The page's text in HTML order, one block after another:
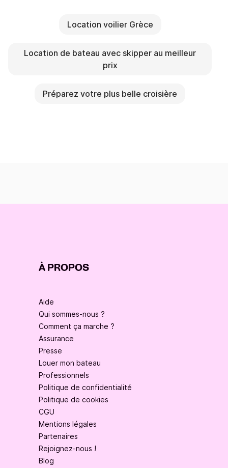
Location voilier Grèce
Location de bateau avec skipper au meilleur
prix
Préparez votre plus belle croisière
À PROPOS
Aide
Qui sommes-nous ?
Comment ça marche ?
Assurance
Presse
Louer mon bateau
Professionnels
Politique de confidentialité
Politique de cookies
CGU
Mentions légales
Partenaires
Rejoignez-nous !
Blog